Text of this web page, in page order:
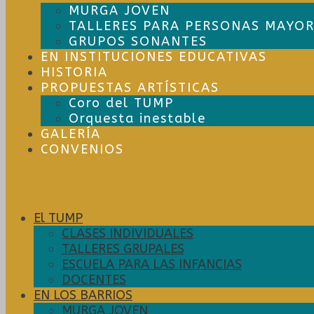
MURGA JOVEN
TALLERES PARA PERSONAS
GRUPOS SONANTES
EN INSTITUCIONES EDUCATIVAS
HISTORIA
PROPUESTAS ARTÍSTICAS
Coro del TUMP
Orquesta inestable
GALERÍA
CONVENIOS
El TUMP
CLASES INDIVIDUALES
TALLERES GRUPALES
ESCUELA PARA LAS INFANCIAS
DOCENTES
EN LOS BARRIOS
MURGA JOVEN